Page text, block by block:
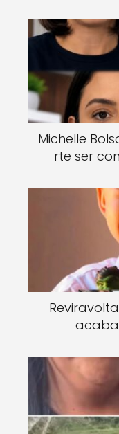
Michelle
rte ser
acaba